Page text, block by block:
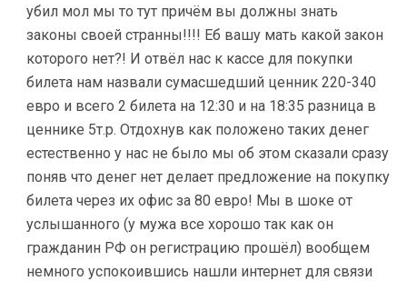
убил мол мы то тут причём вы должны знать
законы своей странны!!!! Еб вашу мать какой закон
которого нет?! И отвёл нас к кассе для покупки
билета нам назвали сумасшедший ценник 220-340
евро и всего 2 билета на 12:30 и на 18:35 разница в
ценнике 5т.р. Отдохнув как положено таких денег
естественно у нас не было мы об этом сказали сразу
поняв что денег нет делает предложение на покупку
билета через их офис за 80 евро! Мы в шоке от
услышанного (у мужа все хорошо так как он
гражданин РФ он регистрацию прошёл) вообщем
немного успокоившись нашли интернет для связи